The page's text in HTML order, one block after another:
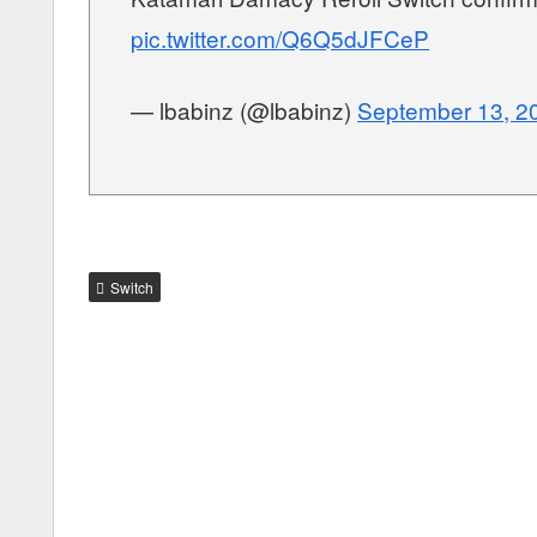
pic.twitter.com/Q6Q5dJFCeP
— lbabinz (@lbabinz) September 13,
Switch